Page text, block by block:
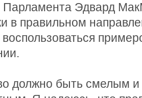
Парламента Эдвард
в правильном
должно быть смелым и